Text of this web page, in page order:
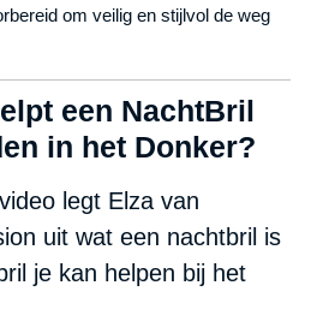
om veilig en stijlvol de weg
een NachtBril
in het Donker?
legt Elza van
uit wat een nachtbril is
je kan helpen bij het